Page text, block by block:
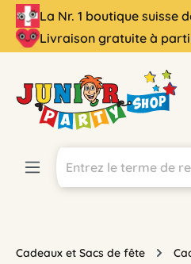
principal
La Nr. 1 boutique suisse
Livraison gratuite à
Cadeaux et Sacs de fête